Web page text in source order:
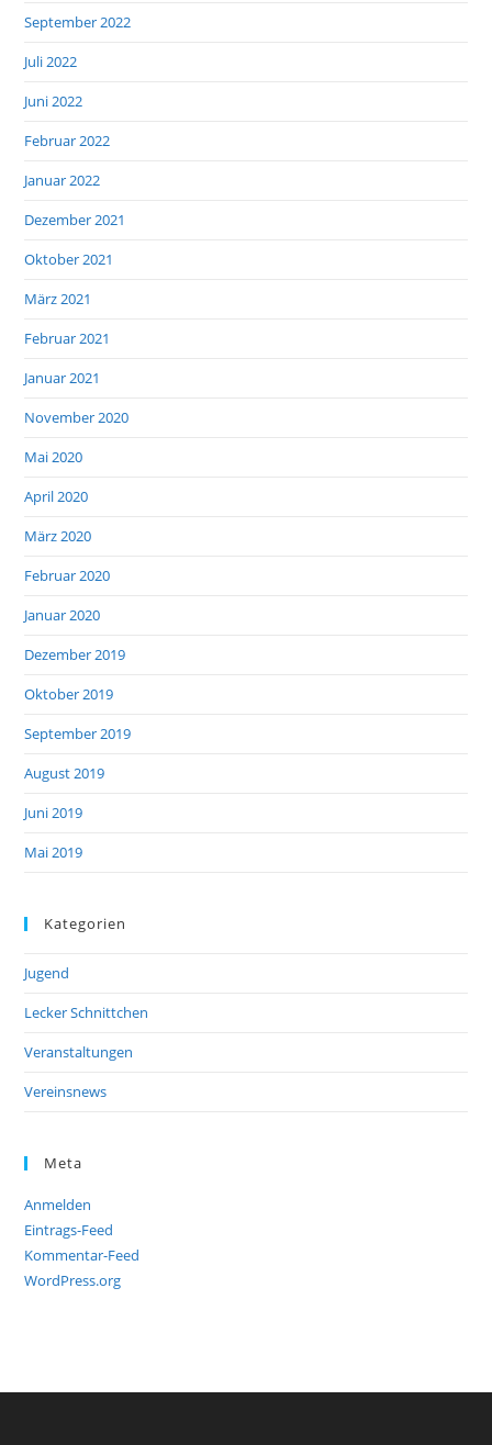
September 2022
Juli 2022
Juni 2022
Februar 2022
Januar 2022
Dezember 2021
Oktober 2021
März 2021
Februar 2021
Januar 2021
November 2020
Mai 2020
April 2020
März 2020
Februar 2020
Januar 2020
Dezember 2019
Oktober 2019
September 2019
August 2019
Juni 2019
Mai 2019
Kategorien
Jugend
Lecker Schnittchen
Veranstaltungen
Vereinsnews
Meta
Anmelden
Eintrags-Feed
Kommentar-Feed
WordPress.org